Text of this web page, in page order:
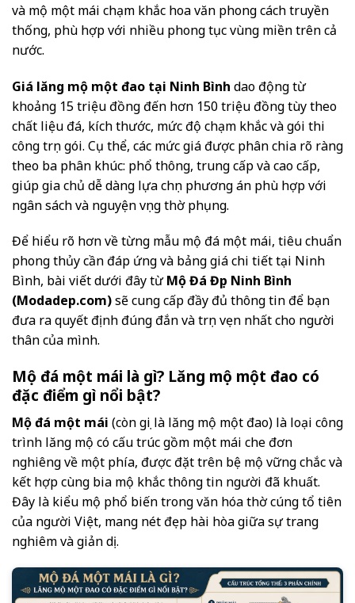
và mộ một mái chạm khắc hoa văn phong cách truyền
thống, phù hợp với nhiều phong tục vùng miền trên cả
nước.
Giá lăng mộ một đao tại Ninh Bình dao động từ
khoảng 15 triệu đồng đến hơn 150 triệu đồng tùy theo
chất liệu đá, kích thước, mức độ chạm khắc và gói thi
công trọn gói. Cụ thể, các mức giá được phân chia rõ ràng
theo ba phân khúc: phổ thông, trung cấp và cao cấp,
giúp gia chủ dễ dàng lựa chọn phương án phù hợp với
ngân sách và nguyện vọng thờ phụng.
Để hiểu rõ hơn về từng mẫu mộ đá một mái, tiêu chuẩn
phong thủy cần đáp ứng và bảng giá chi tiết tại Ninh
Bình, bài viết dưới đây từMộ Đá Đẹp Ninh Bình
(Modadep.com)sẽ cung cấp đầy đủ thông tin để bạn
đưa ra quyết định đúng đắn và trọn vẹn nhất cho người
thân của mình.
Mộ đá một mái là gì? Lăng mộ một đao có
đặc điểm gì nổi bật?
Mộ đá một mái (còn gọi là lăng mộ một đao) là loại công
trình lăng mộ có cấu trúc gồm một mái che đơn
nghiêng về một phía, được đặt trên bệ mộ vững chắc và
kết hợp cùng bia mộ khắc thông tin người đã khuất.
Đây là kiểu mộ phổ biến trong văn hóa thờ cúng tổ tiên
của người Việt, mang nét đẹp hài hòa giữa sự trang
nghiêm và giản dị.